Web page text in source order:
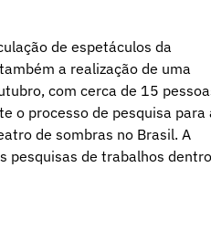
de espetáculos da
a realização de uma
com cerca de 15
o processo de pesquisa para
de sombras no Brasil. A
pesquisas de trabalhos dentro